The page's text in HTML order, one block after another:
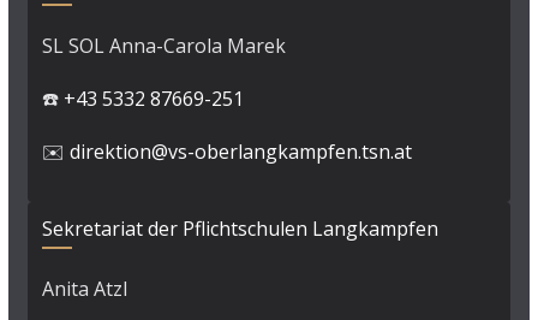
SL SOL Anna-Carola Marek
☎️ +43 5332 87669-251
✉️ direktion@vs-oberlangkampfen.tsn.at
Sekretariat der Pflichtschulen Langkampfen
Anita Atzl